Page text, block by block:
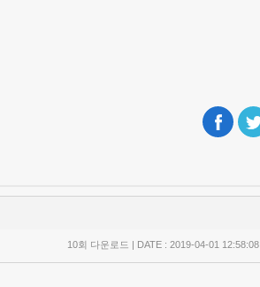
10회 다운로드 | DATE : 2019-04-01 12:58:08